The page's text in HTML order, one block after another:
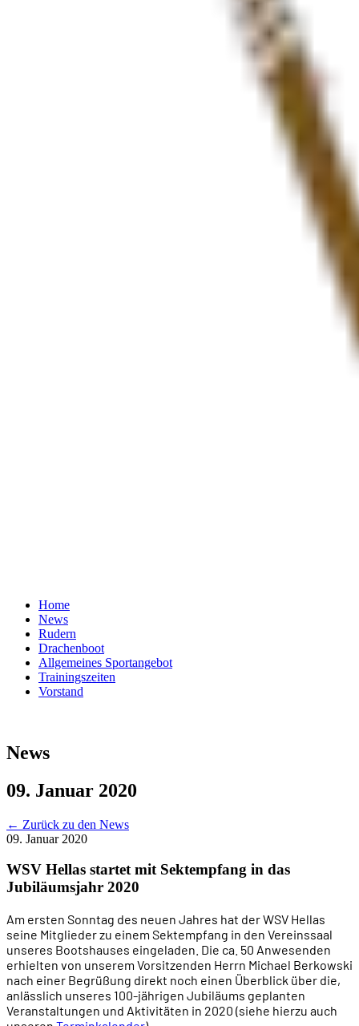
Home
News
Rudern
Drachenboot
Allgemeines Sportangebot
Trainingszeiten
Vorstand
News
09. Januar 2020
← Zurück zu den News
09. Januar 2020
WSV Hellas startet mit Sektempfang in das
Jubiläumsjahr 2020
Am ersten Sonntag des neuen Jahres hat der WSV Hellas
seine Mitglieder zu einem Sektempfang in den Vereinssaal
unseres Bootshauses eingeladen. Die ca. 50 Anwesenden
erhielten von unserem Vorsitzenden Herrn Michael Berkowski
nach einer Begrüßung direkt noch einen Überblick über die,
anlässlich unseres 100-jährigen Jubiläums geplanten
Veranstaltungen und Aktivitäten in 2020 (siehe hierzu auch